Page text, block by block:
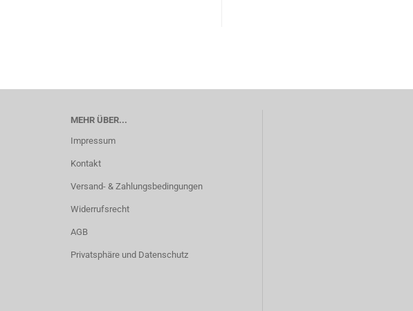
MEHR ÜBER...
Impressum
Kontakt
Versand- & Zahlungsbedingungen
Widerrufsrecht
AGB
Privatsphäre und Datenschutz